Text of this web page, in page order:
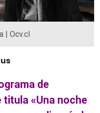
| Ocv.cl
de
«Una noche